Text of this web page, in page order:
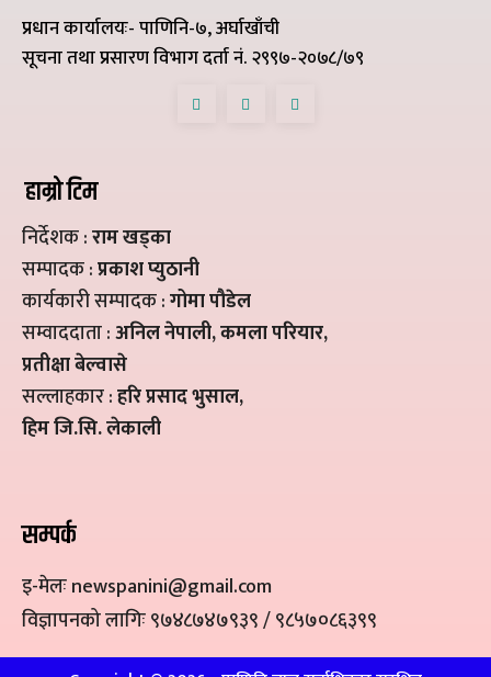
प्रधान कार्यालयः- पाणिनि-७, अर्घाखाँची
सूचना तथा प्रसारण विभाग दर्ता नं. २९९७-२०७८/७९
हाम्रो टिम
निर्देशक :राम खड्का
सम्पादक :प्रकाश प्युठानी
कार्यकारी सम्पादक :गोमा पौडेल
सम्वाददाता :अनिल नेपाली, कमला परियार,
प्रतीक्षा बेल्वासे
सल्लाहकार :हरि प्रसाद भुसाल,
हिम जि.सि. लेकाली
सम्पर्क
इ-मेलः newspanini@gmail.com
विज्ञापनको लागिः ९७४८७४७९३९ / ९८५७०८६३९९